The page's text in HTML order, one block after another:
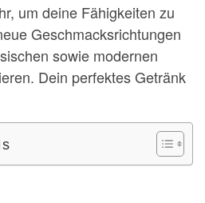
um deine Fähigkeiten zu
Geschmacksrichtungen
sowie modernen
Dein perfektes Getränk